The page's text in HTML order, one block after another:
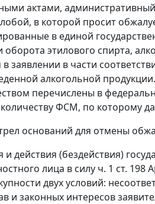
актами,
в которой просит
в единой
оборота этилового спирта,
заявлении в части
алкогольной
перечислены в
ФСМ, по которому
оснований для отмены
(бездействия)
лица в силу ч. 1 ст. 198
двух условий:
и законных интересов